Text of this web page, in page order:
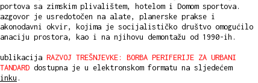
sa zimskim plivalištem, hotelom i Domom sportova.
je usredotočen na alate, planerske prakse i
okvir, kojima je socijalističko društvo omogućilo
prostora, kao i na njihovu demontažu od 1990-ih.
RAZVOJ TREŠNJEVKE: BORBA PERIFERIJE ZA URBANI
dostupna je u elektronskom formatu na sljedećem
.